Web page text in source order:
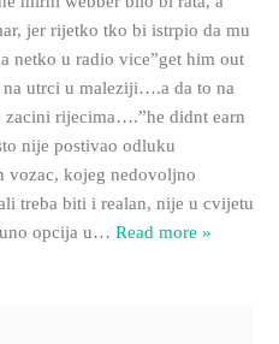
jer rijetko tko bi istrpio da mu
netko u radio vice”get him out
utrci u maleziji….a da to na
zacini rijecima….”he didnt earn
nije postivao odluku
kojeg nedovoljno
treba biti i realan, nije u cvijetu
opcija u… Read more »